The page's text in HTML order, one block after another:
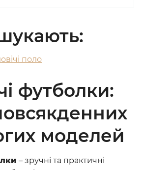
поло
футболки:
моделей
– зручні та практичні